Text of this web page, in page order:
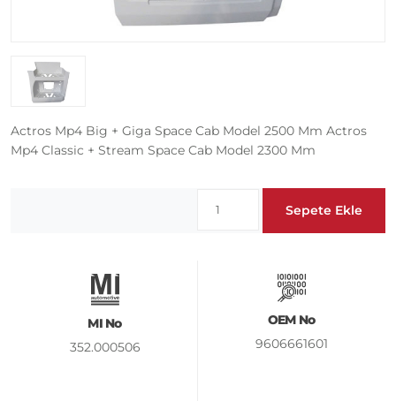
Actros Mp4 Big + Giga Space Cab Model 2500 Mm Actros
Mp4 Classic + Stream Space Cab Model 2300 Mm
Sepete Ekle
MI No
352.000506
OEM No
9606661601